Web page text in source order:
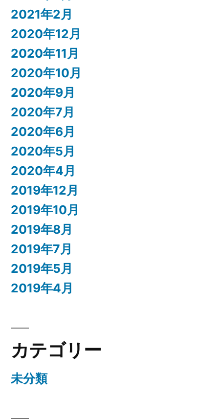
2021年2月
2020年12月
2020年11月
2020年10月
2020年9月
2020年7月
2020年6月
2020年5月
2020年4月
2019年12月
2019年10月
2019年8月
2019年7月
2019年5月
2019年4月
カテゴリー
未分類